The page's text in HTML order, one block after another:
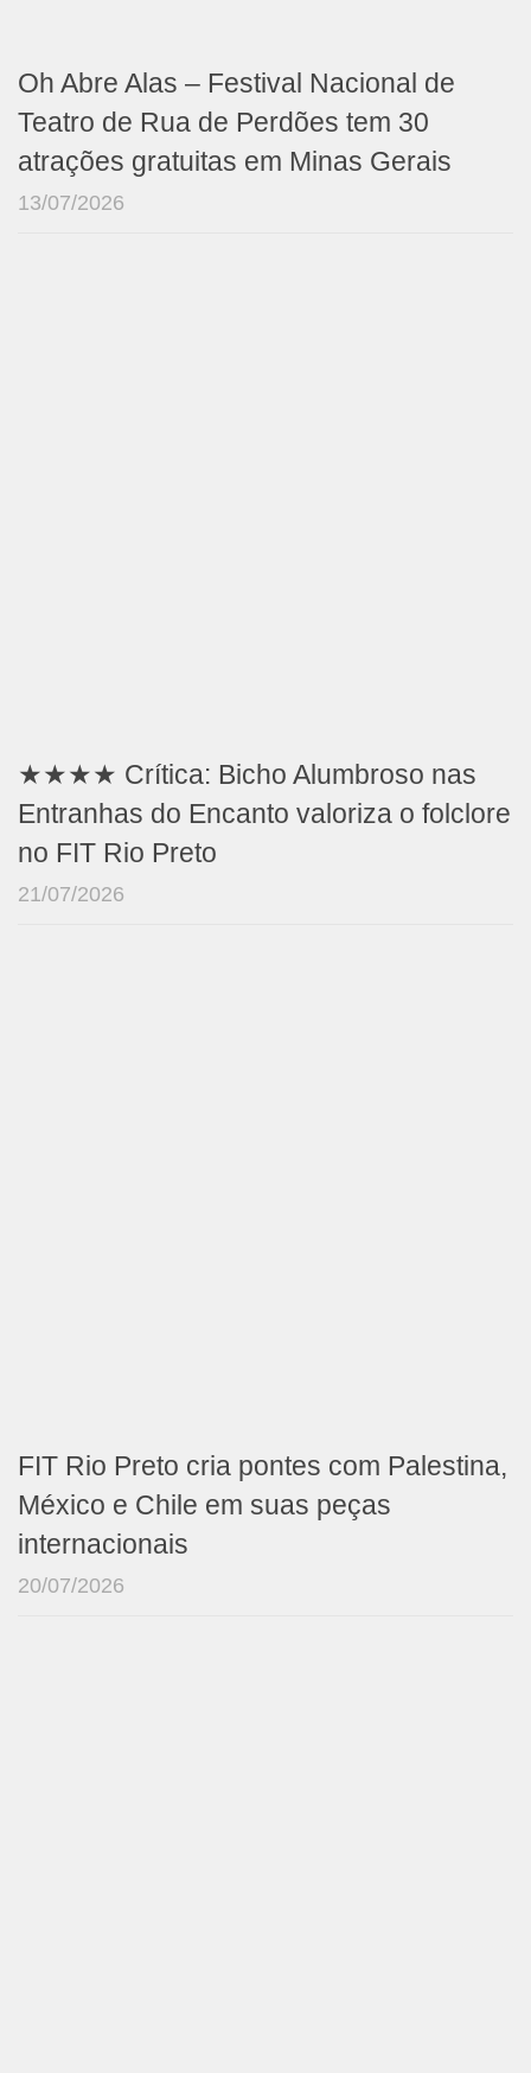
Oh Abre Alas – Festival Nacional de
Teatro de Rua de Perdões tem 30
atrações gratuitas em Minas Gerais
13/07/2026
★★★★ Crítica: Bicho Alumbroso nas
Entranhas do Encanto valoriza o folclore
no FIT Rio Preto
21/07/2026
FIT Rio Preto cria pontes com Palestina,
México e Chile em suas peças
internacionais
20/07/2026